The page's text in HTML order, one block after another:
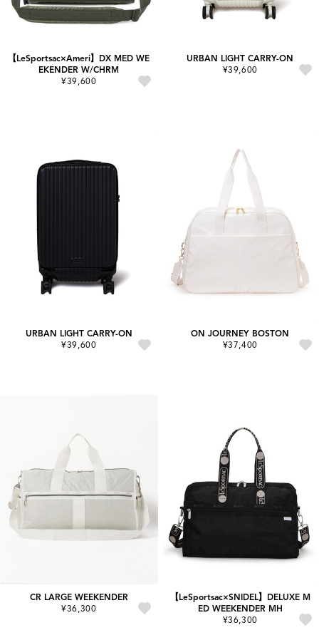
【LeSportsac×Ameri】DX MED WE
EKENDER W/CHRM
¥39,600
URBAN LIGHT CARRY-ON
¥39,600
URBAN LIGHT CARRY-ON
¥39,600
ON JOURNEY BOSTON
¥37,400
CR LARGE WEEKENDER
¥36,300
【LeSportsac×SNIDEL】DELUXE M
ED WEEKENDER MH
¥36,300